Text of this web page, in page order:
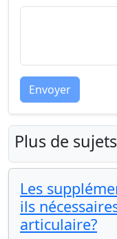
Envoyer
Plus de
Les
ils
articulaire?